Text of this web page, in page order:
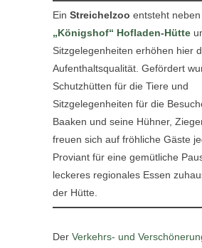
Ein Streichelzoo entsteht
„Königshof“ Hofladen-Hütte
Sitzgelegenheiten erhöhen hier
Aufenthaltsqualität. Gefördert
Schutzhütten für die Tiere und
Sitzgelegenheiten für die
Baaken und seine Hühner,
freuen sich auf fröhliche Gäste
Proviant für eine gemütliche
leckeres regionales Essen
der Hütte.
Der Verkehrs- und